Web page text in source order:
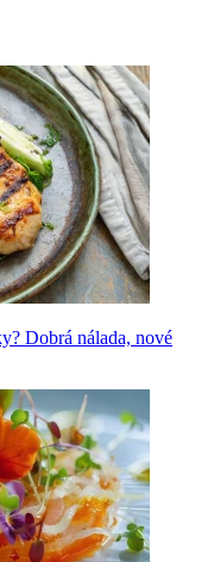
Dobrá nálada, nové